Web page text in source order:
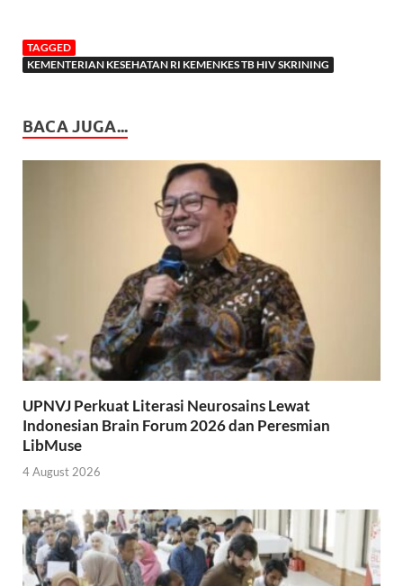
TAGGED
KEMENTERIAN KESEHATAN RI KEMENKES TB HIV SKRINING
BACA JUGA...
UPNVJ Perkuat Literasi Neurosains Lewat
Indonesian Brain Forum 2026 dan Peresmian
LibMuse
4 August 2026